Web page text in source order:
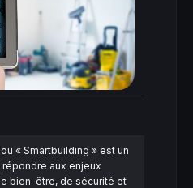
« Smartbuilding » est un
aux enjeux
bien-être, de sécurité et